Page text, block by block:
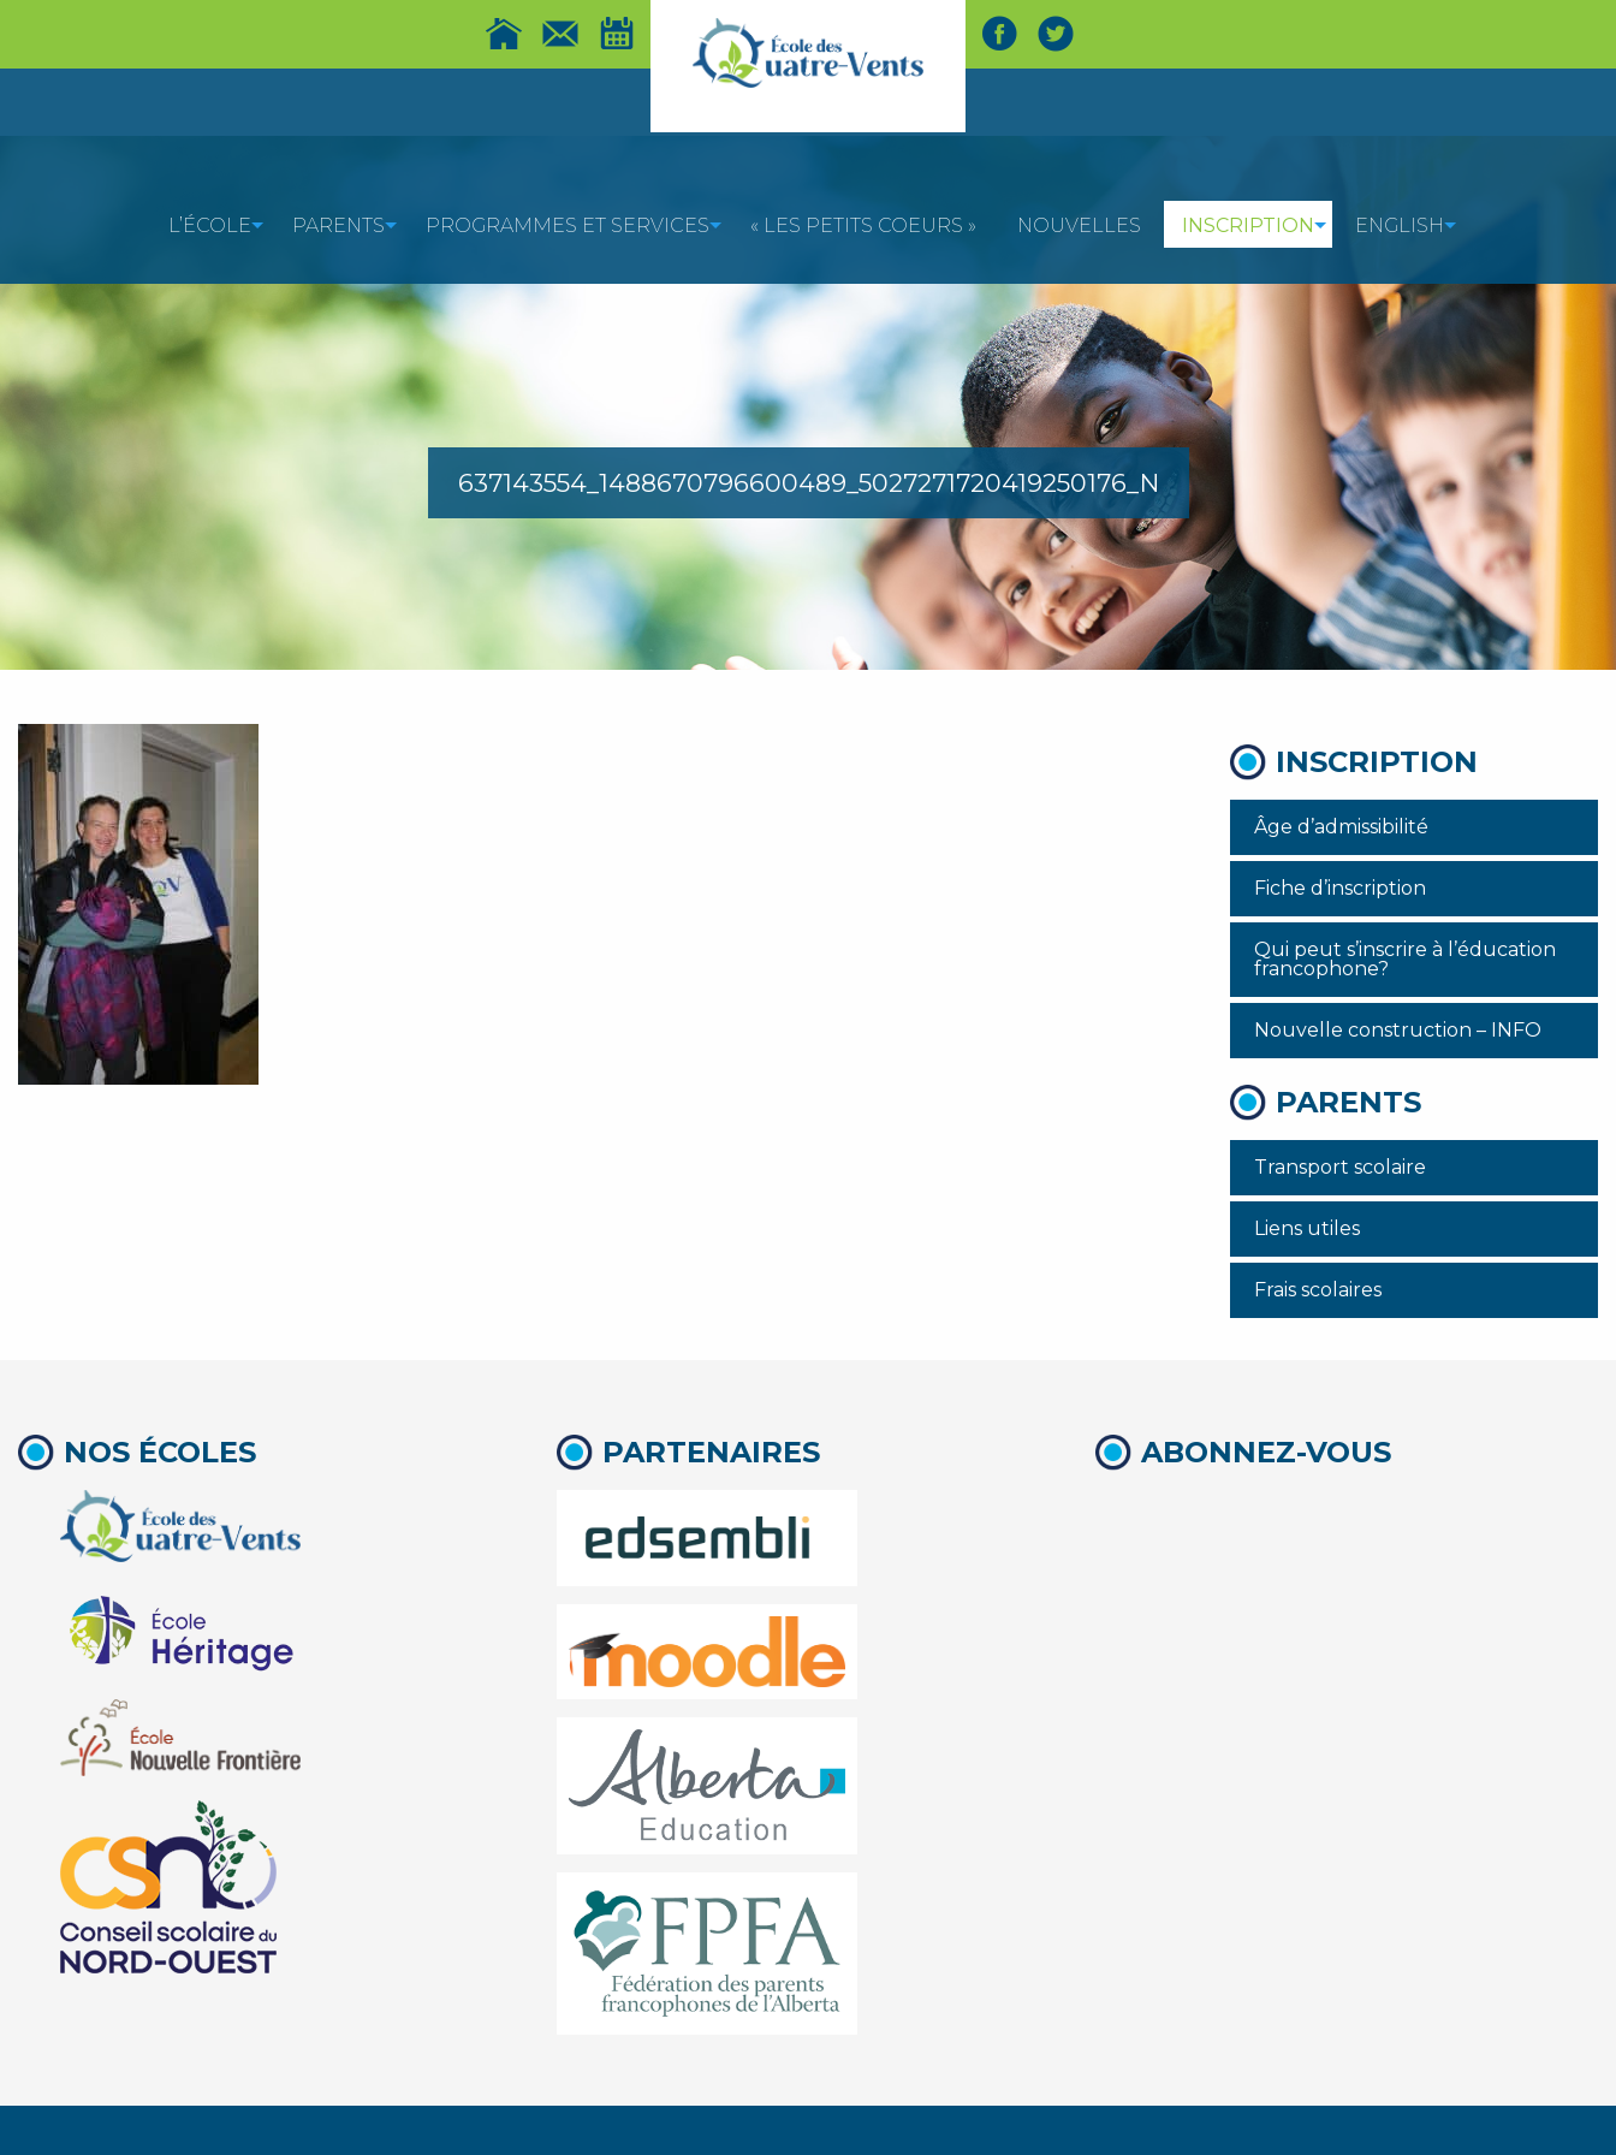
L’ÉCOLE PARENTS PROGRAMMES ET SERVICES « LES PETITS COEURS » NOUVELLES INSCRIPTION ENGLISH
637143554_1488670796600489_5027271720419250176_N
INSCRIPTION
Âge d’admissibilité
Fiche d’inscription
Qui peut s’inscrire à l’éducation
francophone?
Nouvelle construction – INFO
PARENTS
Transport scolaire
Liens utiles
Frais scolaires
NOS ÉCOLES PARTENAIRES ABONNEZ-VOUS